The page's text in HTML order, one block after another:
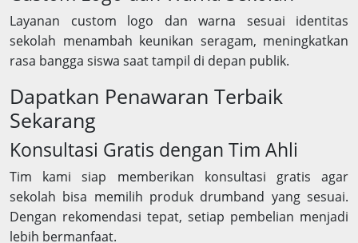
Layanan custom logo dan warna sesuai identitas
sekolah menambah keunikan seragam, meningkatkan
rasa bangga siswa saat tampil di depan publik.
Dapatkan Penawaran Terbaik
Sekarang
Konsultasi Gratis dengan Tim Ahli
Tim kami siap memberikan konsultasi gratis agar
sekolah bisa memilih produk drumband yang sesuai.
Dengan rekomendasi tepat, setiap pembelian menjadi
lebih bermanfaat.